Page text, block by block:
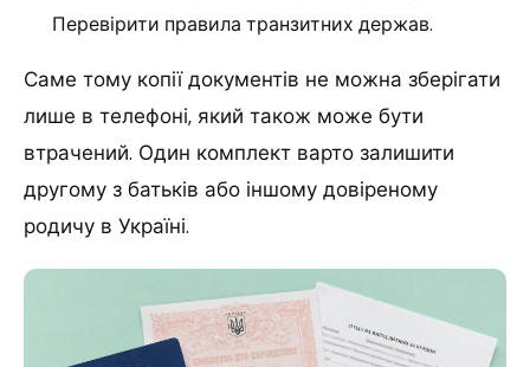
Перевірити правила транзитних держав.
Саме тому копії документів не можна зберігати
лише в телефоні, який також може бути
втрачений. Один комплект варто залишити
другому з батьків або іншому довіреному
родичу в Україні.